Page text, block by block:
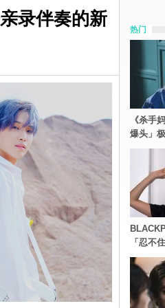
录伴奏的新
热门
《杀手
爆头」
「忍不